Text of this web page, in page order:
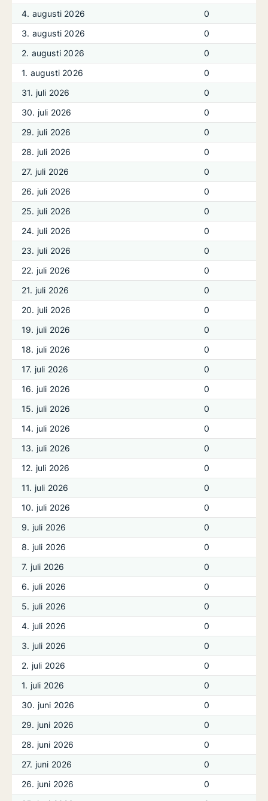
4. augusti 2026
0
3. augusti 2026
0
2. augusti 2026
0
1. augusti 2026
0
31. juli 2026
0
30. juli 2026
0
29. juli 2026
0
28. juli 2026
0
27. juli 2026
0
26. juli 2026
0
25. juli 2026
0
24. juli 2026
0
23. juli 2026
0
22. juli 2026
0
21. juli 2026
0
20. juli 2026
0
19. juli 2026
0
18. juli 2026
0
17. juli 2026
0
16. juli 2026
0
15. juli 2026
0
14. juli 2026
0
13. juli 2026
0
12. juli 2026
0
11. juli 2026
0
10. juli 2026
0
9. juli 2026
0
8. juli 2026
0
7. juli 2026
0
6. juli 2026
0
5. juli 2026
0
4. juli 2026
0
3. juli 2026
0
2. juli 2026
0
1. juli 2026
0
30. juni 2026
0
29. juni 2026
0
28. juni 2026
0
27. juni 2026
0
26. juni 2026
0